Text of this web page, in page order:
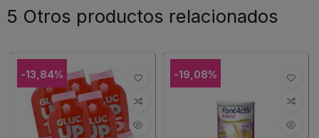
5 Otros productos relacionados
-13,84% -19,08%